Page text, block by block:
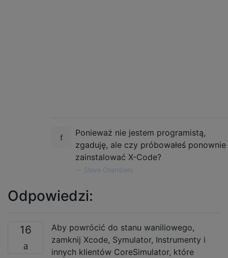
Ponieważ nie jestem programistą,
zgaduję, ale czy próbowałeś ponownie
zainstalować X-Code?
Steve Chambers
Odpowiedzi:
16
Aby powrócić do stanu waniliowego,
zamknij Xcode, Symulator, Instrumenty i
innych klientów CoreSimulator, które